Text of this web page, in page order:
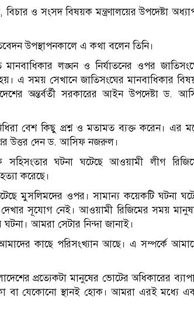
ও সংসদ বিষয়ক মন্ত্রণালয়ের উপদেষ্টা
উপস্থাপনকালে এ কথা বলেন তিনি।
লঙ্ঘন ও নির্যাতনের ওপর
এ সময় সেখানে জাতিসংঘের মানবাধিকার
অন্তর্বর্তী সরকারের আইন উপদেষ্টা ড.
বেশ কিছু প্রশ্ন ও মতামত ব্যক্ত করেন। এর
উত্তর দেন ড. আসিফ নজরুল।
ঘটনা ঘটেছে আওয়ামী লীগ
করেছে।
মুসলিমদের ওপর। সামান্য কয়েকটি ঘটনা
দেখার সূযোগ নেই। আওয়ামী রিজিমের সময়
আমরা সেটার নিন্দা জানাই।
কাছে পরিসংখ্যান আছে। এ সম্পর্কে
প্রত্যেকটা মানুষের ভোটের অধিকারের
বা যেকোনো স্থানই হোক। আমরা এরই মধ্যে